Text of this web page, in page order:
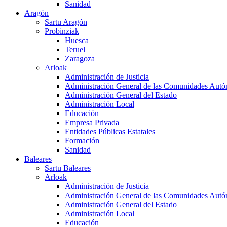
Sanidad
Aragón
Sartu Aragón
Probinziak
Huesca
Teruel
Zaragoza
Arloak
Administración de Justicia
Administración General de las Comunidades
Administración General del Estado
Administración Local
Educación
Empresa Privada
Entidades Públicas Estatales
Formación
Sanidad
Baleares
Sartu Baleares
Arloak
Administración de Justicia
Administración General de las Comunidades
Administración General del Estado
Administración Local
Educación